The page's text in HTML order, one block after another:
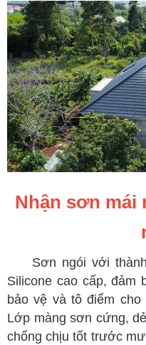
Nhận sơn mái
Sơn ngói với
Silicone cao cấp, đảm
bảo vệ và tô điểm
Lớp màng sơn cứng,
chống chịu tốt trước